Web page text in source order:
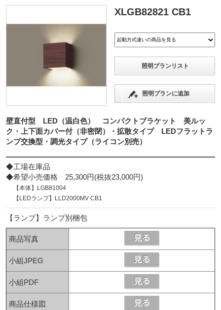
XLGB82821 CB1
照明プランリスト
照明プランに追加
壁直付型 LED（温白色） コンパクトブラケット 美ルッ
ク・上下面カバー付（非密閉）・拡散タイプ LEDフラットラ
ンプ交換型・調光タイプ（ライコン別売）
◆工場在庫品
◆希望小売価格 25,300円(税抜23,000円)
【本体】LGB81004
【LEDランプ】LLD2000MV CB1
【ランプ】ランプ別梱包
商品写真
小組JPEG
小組PDF
商品仕様図